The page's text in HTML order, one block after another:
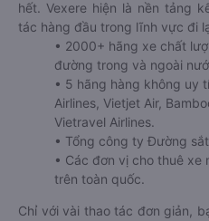
hết. Vexere hiện là nền tảng
tác hàng đầu trong lĩnh vực đi
• 2000+ hãng xe chất
đường trong và ngoài
• 5 hãng hàng không uy
Airlines, Vietjet Air,
Vietravel Airlines.
• Tổng công ty Đường
• Các đơn vị cho thuê xe
trên toàn quốc.
Chỉ với vài thao tác đơn giản,